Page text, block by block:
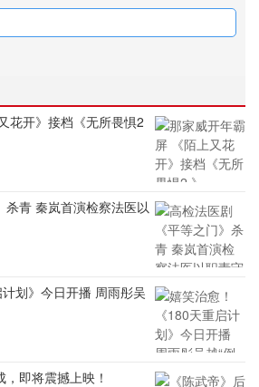
花开》接档《无所畏惧2
青 秦岚首演检察法医以
划》今日开播 周雨彤吴
，即将震撼上映！